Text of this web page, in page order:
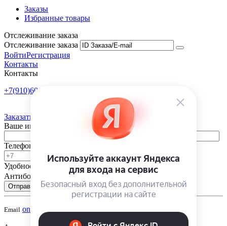
Заказы
Избранные товары
Отслеживание заказа
Отслеживание заказа
ВойтиРегистрация
Контакты
Контакты
+7(910)601-10-10
Заказать обратный звонок
Ваше имя
Телефон
Удобное время
-
Антибот
Отправить
Email onsad@onsad.ru